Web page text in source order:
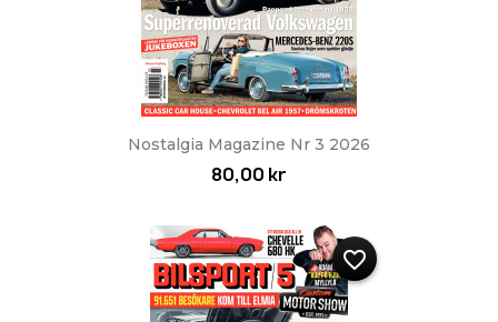
Nostalgia Magazine Nr 3 2026
80,00 kr
favorite_border